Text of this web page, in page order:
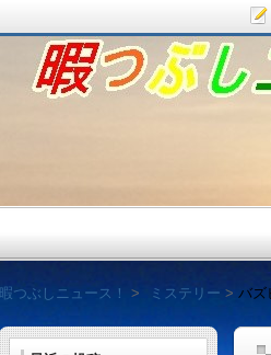
暇つぶしニュース！ ミステリー バズ
暇つぶしニュース